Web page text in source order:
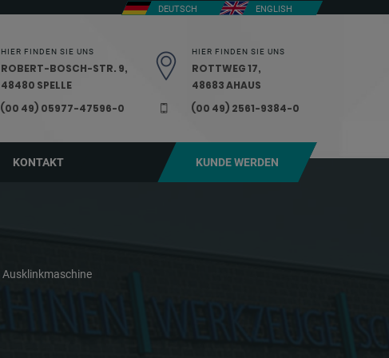
DEUTSCH ENGLISH
HIER FINDEN SIE UNS
ROBERT-BOSCH-STR. 9,
48480 SPELLE
(00 49) 05977-47596-0
HIER FINDEN SIE UNS
ROTTWEG 17,
48683 AHAUS
(00 49) 2561-9384-0
KONTAKT KUNDE WERDEN
Ausklinkmaschine